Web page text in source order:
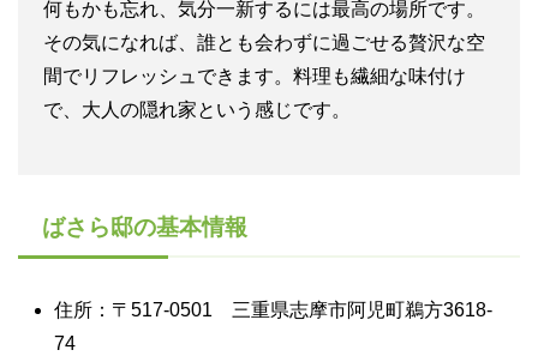
何もかも忘れ、気分一新するには最高の場所です。
その気になれば、誰とも会わずに過ごせる贅沢な空
間でリフレッシュできます。料理も繊細な味付け
で、大人の隠れ家という感じです。
ばさら邸の基本情報
住所：〒517-0501 三重県志摩市阿児町鵜方3618-
74